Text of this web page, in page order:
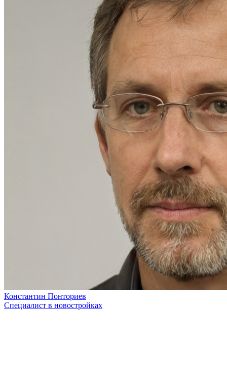
Константин Понториев
Специалист в новостройках